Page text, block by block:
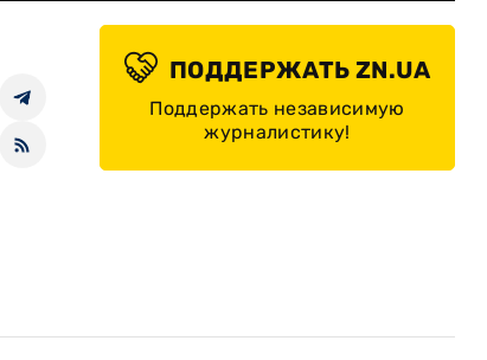
ПОДДЕРЖАТЬ ZN.UA
Поддержать независимую
журналистику!